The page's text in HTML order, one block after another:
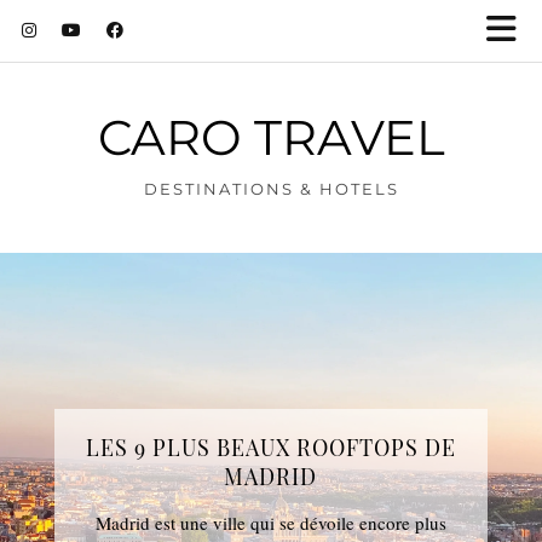
CARO TRAVEL
DESTINATIONS & HOTELS
LES 9 PLUS BEAUX ROOFTOPS DE
MADRID
Madrid est une ville qui se dévoile encore plus
DÉCOUVERTE DU LUBERON :
VILLAGES, LAVANDE ET SITES
D’EXCEPTION